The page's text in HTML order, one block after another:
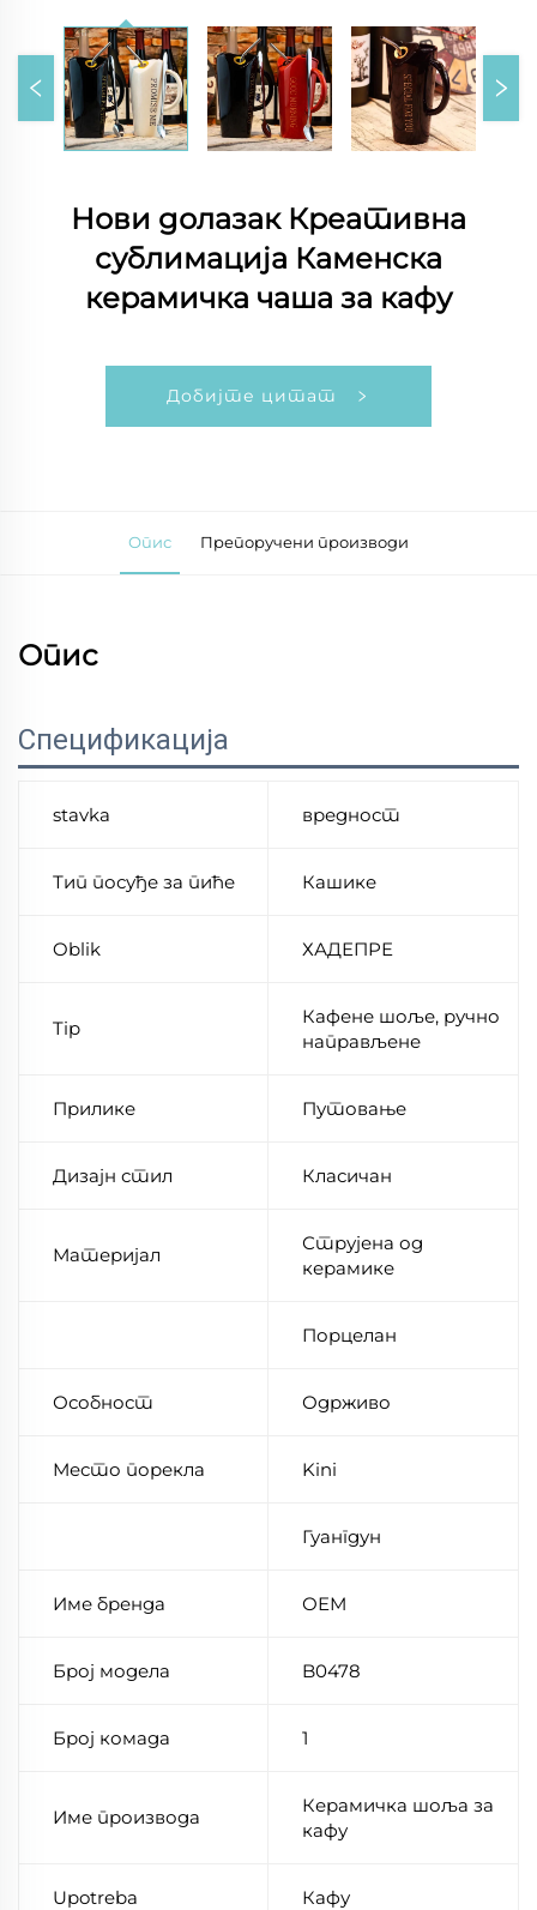
Нови долазак Креативна
сублимација Каменска
керамичка чаша за кафу
Добијте цитат
Опис Препоручени производи
Опис
Спецификација
stavka вредност
Тип посуђе за пиће Кашике
Oblik ХАДЕПРЕ
Tip
Кафене шоље, ручно
направљене
Прилике Путовање
Дизајн стил Класичан
Материјал
Струјена од
керамике
Порцелан
Особност Одрживо
Место порекла Kini
Гуангдун
Име бренда ОЕМ
Број модела B0478
Број комада 1
Име производа
Керамичка шоља за
кафу
Upotreba Кафу